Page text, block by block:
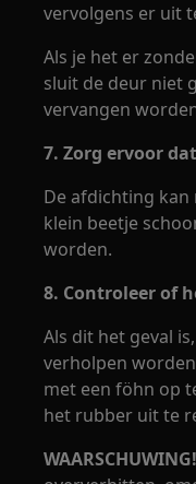
vervolgens er uit
Als je het er
sluit de deur niet
vervangen
7. Zorg ervoor
De afdichting kan
klein beetje
worden.
8. Controleer of
Als dit het geval
verholpen
met een föhn op
het rubber uit te
WAARSCHUWING!